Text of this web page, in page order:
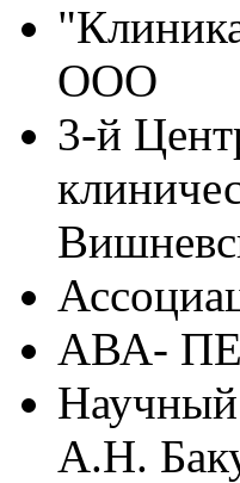
ООО
3-й
АВА-
Научный
А.Н.